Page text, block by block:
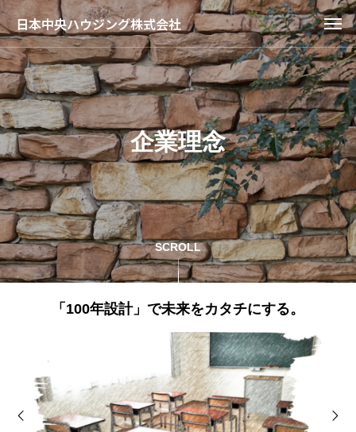
日本中央ハウジング株式会社
企業理念
SCROLL
「100年設計」で未来をカタチにする。